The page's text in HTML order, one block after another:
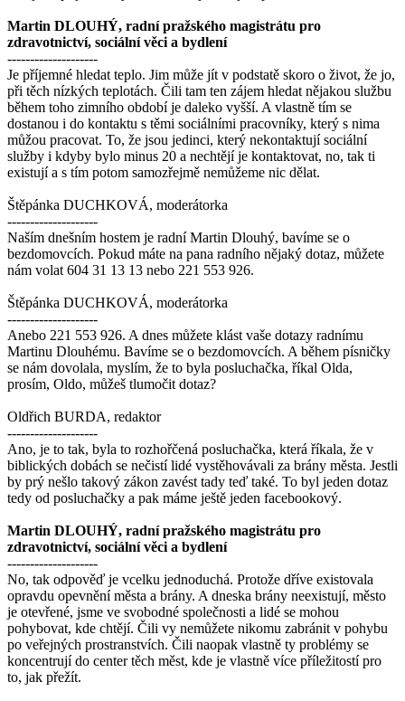
Martin DLOUHÝ, radní pražského magistrátu pro
zdravotnictví, sociální věci a bydlení
--------------------
Je příjemné hledat teplo. Jim může jít v podstatě skoro o život, že jo,
při těch nízkých teplotách. Čili tam ten zájem hledat nějakou službu
během toho zimního období je daleko vyšší. A vlastně tím se
dostanou i do kontaktu s těmi sociálními pracovníky, který s nima
můžou pracovat. To, že jsou jedinci, který nekontaktují sociální
služby i kdyby bylo minus 20 a nechtějí je kontaktovat, no, tak ti
existují a s tím potom samozřejmě nemůžeme nic dělat.
Štěpánka DUCHKOVÁ, moderátorka
--------------------
Naším dnešním hostem je radní Martin Dlouhý, bavíme se o
bezdomovcích. Pokud máte na pana radního nějaký dotaz, můžete
nám volat 604 31 13 13 nebo 221 553 926.
Štěpánka DUCHKOVÁ, moderátorka
--------------------
Anebo 221 553 926. A dnes můžete klást vaše dotazy radnímu
Martinu Dlouhému. Bavíme se o bezdomovcích. A během písničky
se nám dovolala, myslím, že to byla posluchačka, říkal Olda,
prosím, Oldo, můžeš tlumočit dotaz?
Oldřich BURDA, redaktor
--------------------
Ano, je to tak, byla to rozhořčená posluchačka, která říkala, že v
biblických dobách se nečistí lidé vystěhovávali za brány města. Jestli
by prý nešlo takový zákon zavést tady teď také. To byl jeden dotaz
tedy od posluchačky a pak máme ještě jeden facebookový.
Martin DLOUHÝ, radní pražského magistrátu pro
zdravotnictví, sociální věci a bydlení
--------------------
No, tak odpověď je vcelku jednoduchá. Protože dříve existovala
opravdu opevnění města a brány. A dneska brány neexistují, město
je otevřené, jsme ve svobodné společnosti a lidé se mohou
pohybovat, kde chtějí. Čili vy nemůžete nikomu zabránit v pohybu
po veřejných prostranstvích. Čili naopak vlastně ty problémy se
koncentrují do center těch měst, kde je vlastně více příležitostí pro
to, jak přežít.